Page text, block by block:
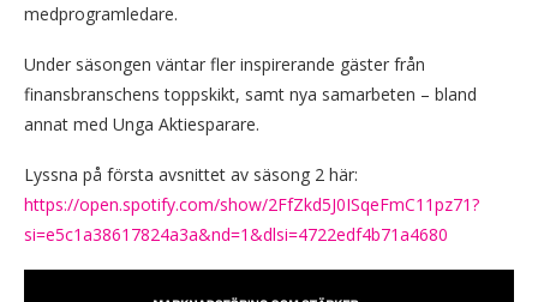
medprogramledare.
Under säsongen väntar fler inspirerande gäster från
finansbranschens toppskikt, samt nya samarbeten – bland
annat med Unga Aktiesparare.
Lyssna på första avsnittet av säsong 2 här:
https://open.spotify.com/show/2FfZkd5J0ISqeFmC11pz71?
si=e5c1a38617824a3a&nd=1&dlsi=4722edf4b71a4680